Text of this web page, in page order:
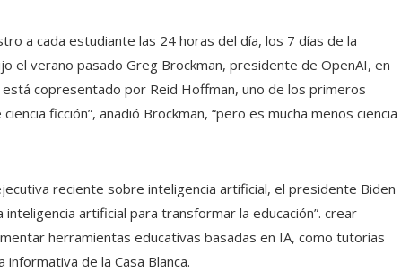
a cada estudiante las 24 horas del día, los 7 días de la
el verano pasado Greg Brockman, presidente de OpenAI, en
copresentado por Reid Hoffman, uno de los primeros
ficción”, añadió Brockman, “pero es mucha menos ciencia
reciente sobre inteligencia artificial, el presidente Biden
artificial para transformar la educación”. crear
herramientas educativas basadas en IA, como tutorías
informativa de la Casa Blanca.